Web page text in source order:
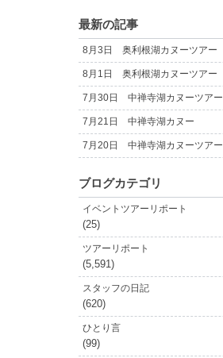
最新の記事
8月3日 奥利根湖カヌーツアー
8月1日 奥利根湖カヌーツアー
7月30日 中禅寺湖カヌーツアー
7月21日 中禅寺湖カヌー
7月20日 中禅寺湖カヌーツアー
ブログカテゴリ
イベントツアーリポート
(25)
ツアーリポート
(5,591)
スタッフの日記
(620)
ひとり言
(99)